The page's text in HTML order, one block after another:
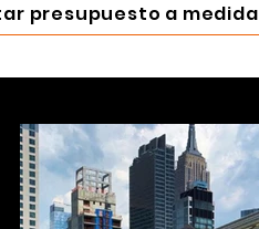
presupuesto a medida